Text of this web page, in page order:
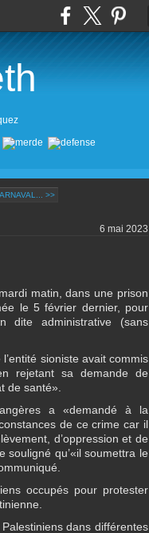
>>
6 mai 2023
matin, dans une prison
le 5 février dernier, pour
dite administrative (sans
sioniste avait commis
rejetant sa demande de
de santé».
a «demandé à la
de ce crime car il
d’oppression et de
qu’«il soumettra le
occupés pour protester
dans différentes